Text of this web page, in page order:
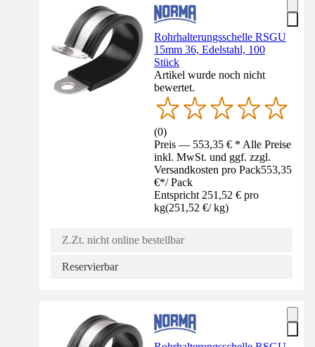
Rohrhalterungsschelle RSGU
15mm 36, Edelstahl, 100
Stück
Artikel wurde noch nicht
bewertet.
(0)
Preis — 553,35 € * Alle Preise
inkl. MwSt. und ggf. zzgl.
Versandkosten pro Pack553,35
€*/ Pack
Entspricht 251,52 € pro
kg(251,52 €/ kg)
Z.Zt. nicht online bestellbar
Reservierbar